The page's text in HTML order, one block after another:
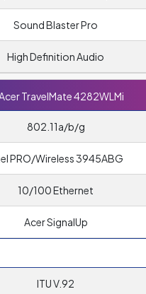
Sound Blaster Pro
High Definition Audio
TravelMate 4282WLMi
802.11a/b/g
PRO/Wireless 3945ABG
10/100 Ethernet
Acer SignalUp
ITU V.92